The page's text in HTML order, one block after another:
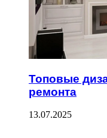
Топовые
ремонта
13.07.2025